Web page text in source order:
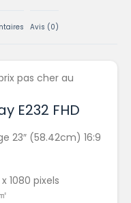
Avis (0)
E232 FHD
23″ (58.42cm) 16:9
1080 pixels